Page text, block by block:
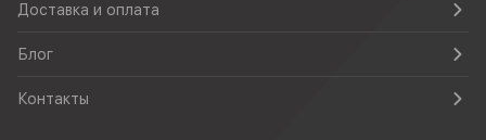
Доставка и оплата
Блог
Контакты